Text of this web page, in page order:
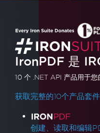
IronPDF 是
10 个 .NET API 产品用于您
获取完整的10个产品套件
产品链接
创建、读取和编辑